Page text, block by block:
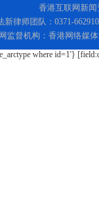
香港互联网新闻
新律师团队：0371-
监督机构：香港网络媒
where id=1'}